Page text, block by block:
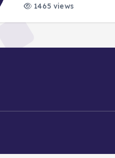
1465 views